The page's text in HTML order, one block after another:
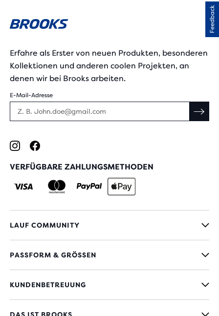
Erfahre als Erster von neuen Produkten, besonderen
Kollektionen und anderen coolen Projekten, an
denen wir bei Brooks arbeiten.
E-Mail-Adresse
VERFÜGBARE ZAHLUNGSMETHODEN
LAUF COMMUNITY
PASSFORM & GRÖSSEN
KUNDENBETREUUNG
Feedback